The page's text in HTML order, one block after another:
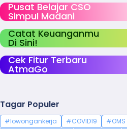
Pusat Belajar CSO
Simpul Madani
Catat Keuanganmu
Di Sini!
Cek Fitur Terbaru
AtmaGo
Tagar Populer
#lowongankerja #COVID19 #OMS